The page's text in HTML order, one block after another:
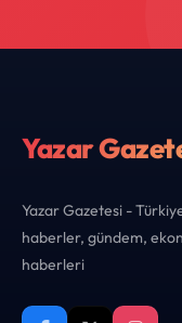
Yazar
Yazar Gazetesi -
haberler, gündem,
haberleri